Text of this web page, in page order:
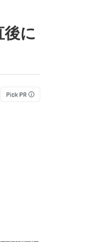
後に